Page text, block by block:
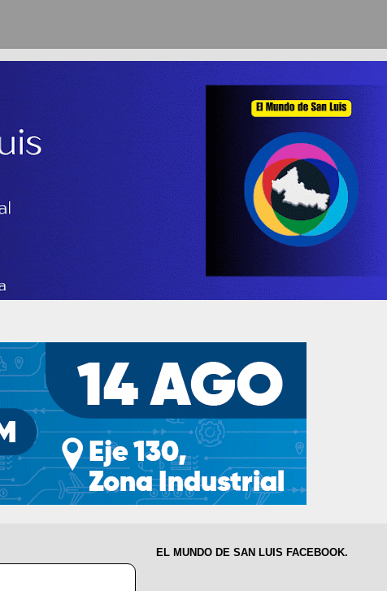
EL MUNDO DE SAN LUIS FACEBOOK.